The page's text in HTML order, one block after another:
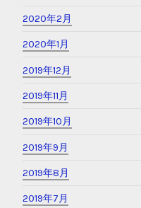
2020年2月
2020年1月
2019年12月
2019年11月
2019年10月
2019年9月
2019年8月
2019年7月